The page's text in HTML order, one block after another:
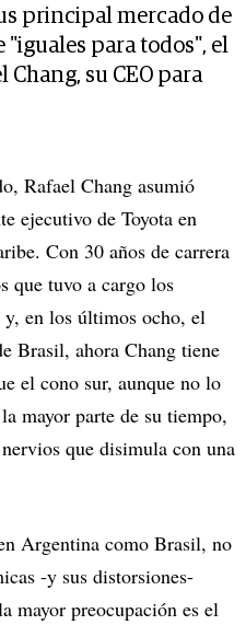
principal mercado de
"iguales para todos", el
su CEO para
Rafael Chang asumió
ejecutivo de Toyota en
Con 30 años de carrera
que tuvo a cargo los
y, en los últimos ocho, el
Brasil, ahora Chang tiene
el cono sur, aunque no lo
mayor parte de su tiempo,
que disimula con una
Argentina como Brasil, no
-y sus distorsiones-
mayor preocupación es el